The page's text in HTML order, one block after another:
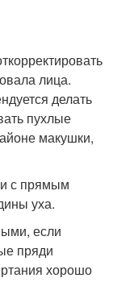
лица.
делать
пухлые
макушки,
с прямым
уха.
если
пряди
хорошо